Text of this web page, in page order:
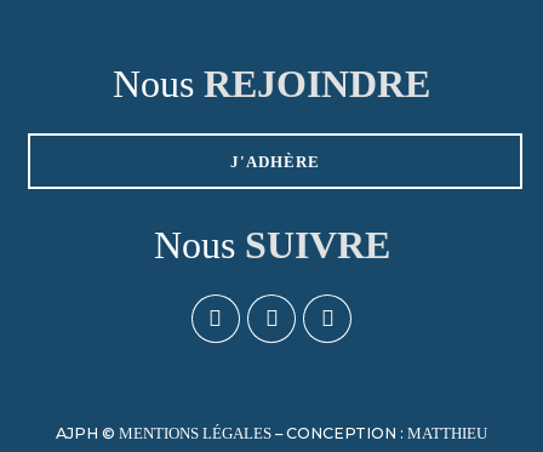
Nous REJOINDRE
J'ADHÈRE
Nous SUIVRE
AJPH © MENTIONS LÉGALES – CONCEPTION : MATTHIEU